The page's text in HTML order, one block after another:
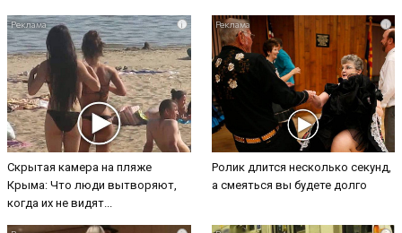
i
Скрытая камера на пляже
Крыма: Что люди вытворяют,
когда их не видят...
i
Ролик длится несколько секунд,
а смеяться вы будете долго